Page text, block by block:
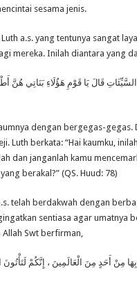
sesama jenis.
a.s. yang tentunya sangat
mereka. Inilah diantara yang
قَالَ يَا قَوْمِ هَؤُلَاءِ بَنَاتِي هُنَّ
dengan bergegas-gegas.
Luth berkata: “Hai kaumku,
dan janganlah kamu
berakal?” (QS. Huud: 78)
telah berdakwah dengan
sentiasa agar umatnya
Allah Swt berfirman,
مِنْ أَحَدٍ مِنَ الْعَالَمِينَ ، إِنَّكُمْ